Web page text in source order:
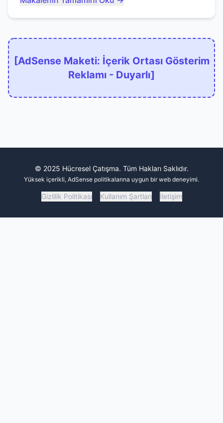
kaçınacağınızı anlatıyor...
[AdSense Maketi: İçerik Ortası Gösterim
Reklamı - Duyarlı]
© 2025 Hücresel Çatışma. Tüm Hakları Saklıdır.
Yüksek içerikli, AdSense politikalarına uygun bir web deneyimi.
Gizlilik Politikası Kullanım Şartları İletişim